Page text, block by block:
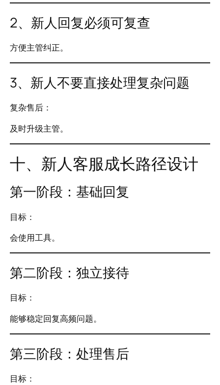
2、新人回复必须可复查
方便主管纠正。
3、新人不要直接处理复杂问题
复杂售后：
及时升级主管。
十、新人客服成长路径设计
第一阶段：基础回复
目标：
会使用工具。
第二阶段：独立接待
目标：
能够稳定回复高频问题。
第三阶段：处理售后
目标：